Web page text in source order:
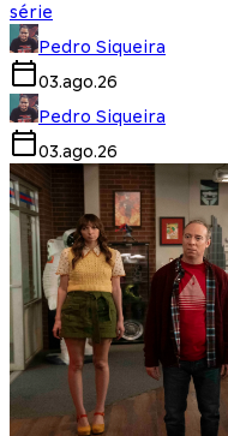
série
Pedro Siqueira
03.ago.26
Pedro Siqueira
03.ago.26